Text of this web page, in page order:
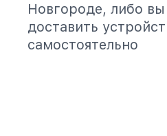
Новгороде, либо
доставить
самостоятельно